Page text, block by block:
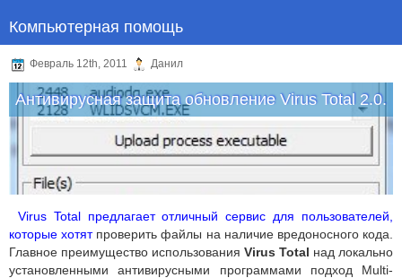
Компьютерная помощь
Февраль 12th, 2011 Данил
Антивирусная защита обновление Virus Total 2.0.
Virus Total предлагает отличный сервис для пользователей,
которые хотятпроверить файлы на наличие вредоносного кода.
Главное преимущество использования Virus Total над локально
установленными антивирусными программами подход Multi-